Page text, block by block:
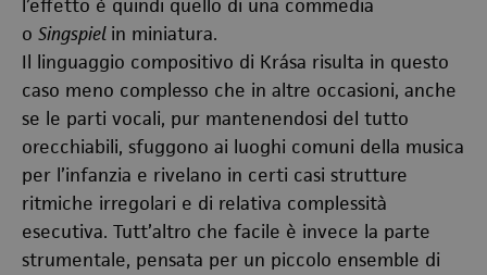
l’effetto è quindi quello di una commedia
o Singspiel in miniatura.
Il linguaggio compositivo di Krása risulta in questo
caso meno complesso che in altre occasioni, anche
se le parti vocali, pur mantenendosi del tutto
orecchiabili, sfuggono ai luoghi comuni della musica
per l’infanzia e rivelano in certi casi strutture
ritmiche irregolari e di relativa complessità
esecutiva. Tutt’altro che facile è invece la parte
strumentale, pensata per un piccolo ensemble di